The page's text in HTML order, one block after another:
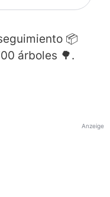
📦
árboles 🌳.
Anzeige